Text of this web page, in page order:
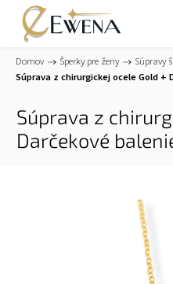
Domov / Šperky pre ženy / Súpravy
Súprava z chirurgickej ocele Gold +
Súprava z
Darčekové